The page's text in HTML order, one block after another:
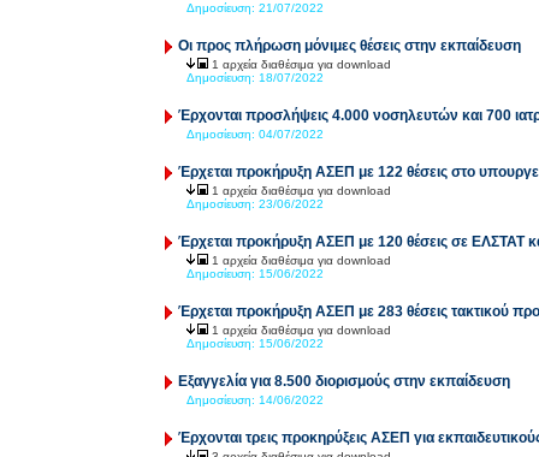
Δημοσίευση: 21/07/2022
Οι προς πλήρωση μόνιμες θέσεις στην εκπαίδευση
1 αρχεία διαθέσιμα για download
Δημοσίευση: 18/07/2022
Έρχονται προσλήψεις 4.000 νοσηλευτών και 700
Δημοσίευση: 04/07/2022
Έρχεται προκήρυξη ΑΣΕΠ με 122 θέσεις στο
1 αρχεία διαθέσιμα για download
Δημοσίευση: 23/06/2022
Έρχεται προκήρυξη ΑΣΕΠ με 120 θέσεις σε ΕΛΣΤΑΤ
1 αρχεία διαθέσιμα για download
Δημοσίευση: 15/06/2022
Έρχεται προκήρυξη ΑΣΕΠ με 283 θέσεις τακτικού
1 αρχεία διαθέσιμα για download
Δημοσίευση: 15/06/2022
Εξαγγελία για 8.500 διορισμούς στην εκπαίδευση
Δημοσίευση: 14/06/2022
Έρχονται τρεις προκηρύξεις ΑΣΕΠ για